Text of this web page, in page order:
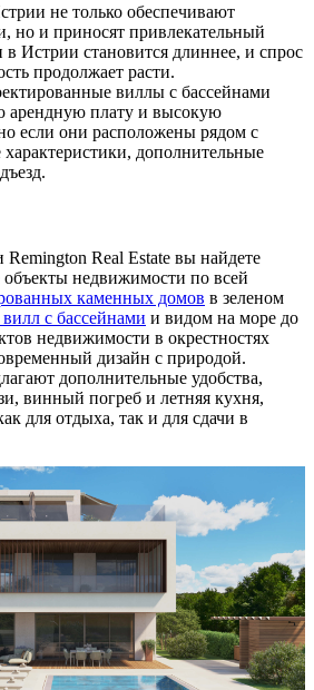
не только обеспечивают
но и приносят привлекательный
в Истрии становится длиннее, и спрос
продолжает расти.
виллы с бассейнами
арендную плату и высокую
если они расположены рядом с
дополнительные
Real Estate вы найдете
недвижимости по всей
каменных домов в зеленом
с бассейнами и видом на море до
недвижимости в окрестностях
дизайн с природой.
дополнительные удобства,
винный погреб и летняя кухня,
для отдыха, так и для сдачи в